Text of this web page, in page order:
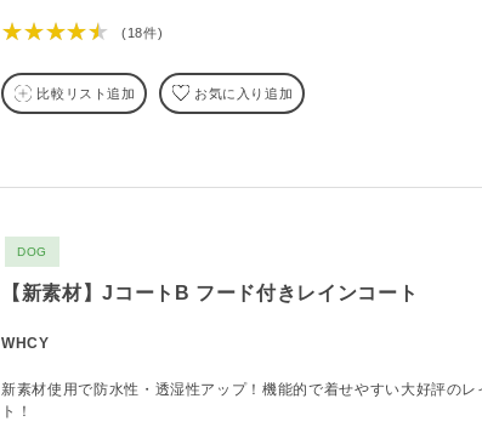
★★★★★ (18件)
比較リスト追加 お気に入り追加
DOG
【新素材】JコートB フード付きレインコート
WHCY
新素材使用で防水性・透湿性アップ！機能的で着せやすい大好評のレ
ト！